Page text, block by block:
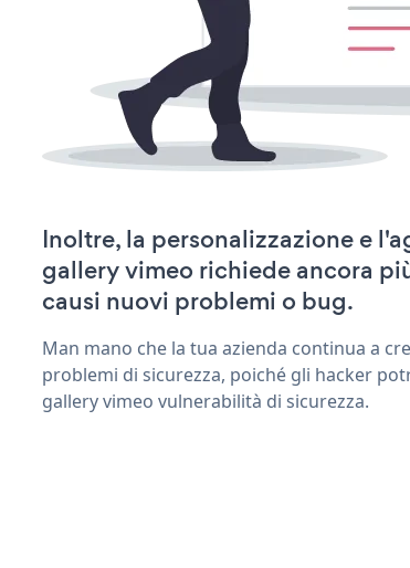
Inoltre, la personalizzazione e
gallery vimeo richiede ancora
causi nuovi problemi o bug.
Man mano che la tua azienda continua a
problemi di sicurezza, poiché gli hacker
gallery vimeo vulnerabilità di sicurezza.